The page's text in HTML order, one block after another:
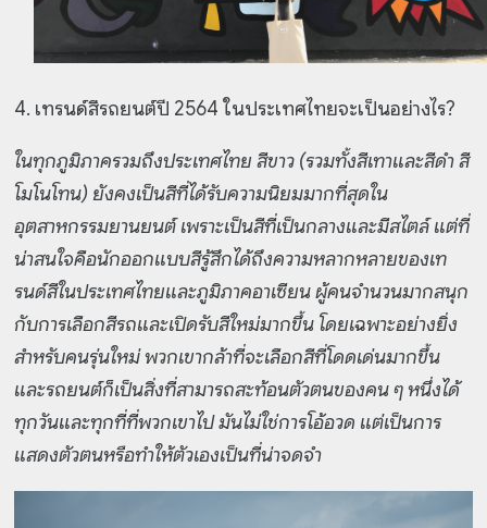
4. เทรนด์สีรถยนต์ปี 2564 ในประเทศไทยจะเป็นอย่างไร?
ในทุกภูมิภาครวมถึงประเทศไทย สีขาว (รวมทั้งสีเทาและสีดำ สี
โมโนโทน) ยังคงเป็นสีที่ได้รับความนิยมมากที่สุดใน
อุตสาหกรรมยานยนต์ เพราะเป็นสีที่เป็นกลางและมีสไตล์แต่ที่
น่าสนใจคือนักออกแบบสีรู้สึกได้ถึงความหลากหลายของเท
รนด์สีในประเทศไทยและภูมิภาคอาเซียน ผู้คนจำนวนมากสนุก
กับการเลือกสีรถและเปิดรับสีใหม่มากขึ้น โดยเฉพาะอย่างยิ่ง
สำหรับคนรุ่นใหม่ พวกเขากล้าที่จะเลือกสีที่โดดเด่นมากขึ้น
และรถยนต์ก็เป็นสิ่งที่สามารถสะท้อนตัวตนของคน ๆ หนึ่งได้
ทุกวันและทุกที่ที่พวกเขาไป มันไม่ใช่การโอ้อวด แต่เป็นการ
แสดงตัวตนหรือทำให้ตัวเองเป็นที่น่าจดจำ